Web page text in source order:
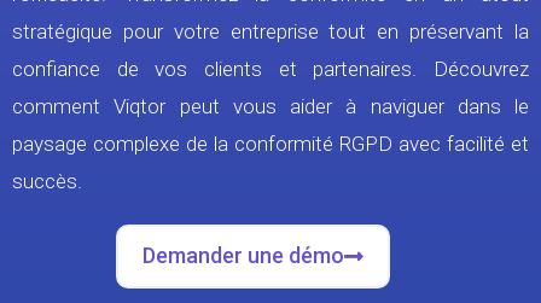
stratégique pour votre entreprise tout en préservant la
confiance de vos clients et partenaires. Découvrez
comment Viqtor peut vous aider à naviguer dans le
paysage complexe de la conformité RGPD avec facilité et
succès.
Demander une démo